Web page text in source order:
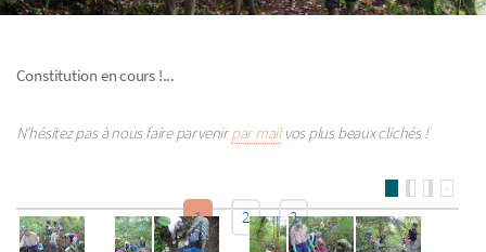
Constitution en cours !...
N’hésitez pas à nous faire parvenirpar mailvos plus beaux clichés !
>
1 2 3